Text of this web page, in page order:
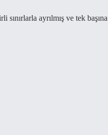
ayrılmış ve tek başına